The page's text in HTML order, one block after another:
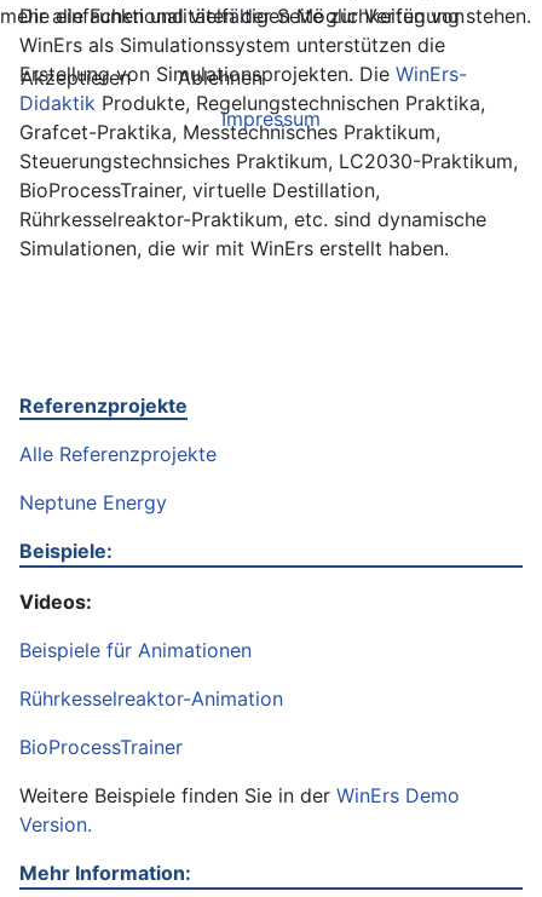
Die einfachen und vielfältigen Möglichkeiten von
WinErs als Simulationssystem unterstützen die
Erstellung von Simulationsprojekten. Die WinErs-
Didaktik Produkte, Regelungstechnischen Praktika,
Grafcet-Praktika, Messtechnisches Praktikum,
Steuerungstechnsiches Praktikum, LC2030-Praktikum,
BioProcessTrainer, virtuelle Destillation,
Rührkesselreaktor-Praktikum, etc. sind dynamische
Simulationen, die wir mit WinErs erstellt haben.
Referenzprojekte
Alle Referenzprojekte
Neptune Energy
Beispiele:
Videos:
Beispiele für Animationen
Rührkesselreaktor-Animation
BioProcessTrainer
Weitere Beispiele finden Sie in der WinErs Demo
Version.
Mehr Information:
mehr alle Funktionalitäten der Seite zur Verfügung stehen.
Akzeptieren
Ablehnen
Impressum